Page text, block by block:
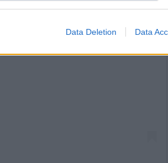
Data Deletion Data